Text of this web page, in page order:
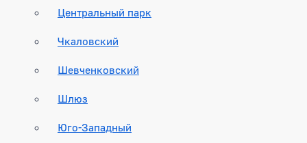
Центральный парк
Чкаловский
Шевченковский
Шлюз
Юго-Западный